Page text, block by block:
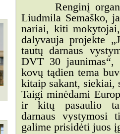
Renginį
Liudmila Semaško,
nariai, kiti
dalyvauja projekte
tautų darnaus
DVT 30
kovų tądien tema
kitaip sakant, siekiai,
Taigi minėdami
ir kitų pasaulio
darnaus vystymosi
galime prisidėti juos